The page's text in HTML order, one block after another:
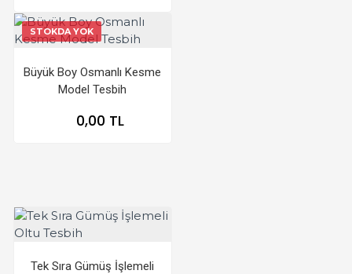
STOKDA YOK
Büyük Boy Osmanlı Kesme
Model Tesbih
0,00 TL
Tek Sıra Gümüş İşlemeli